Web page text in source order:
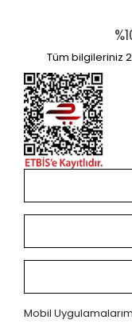
Tüm bilgileriniz
Mobil